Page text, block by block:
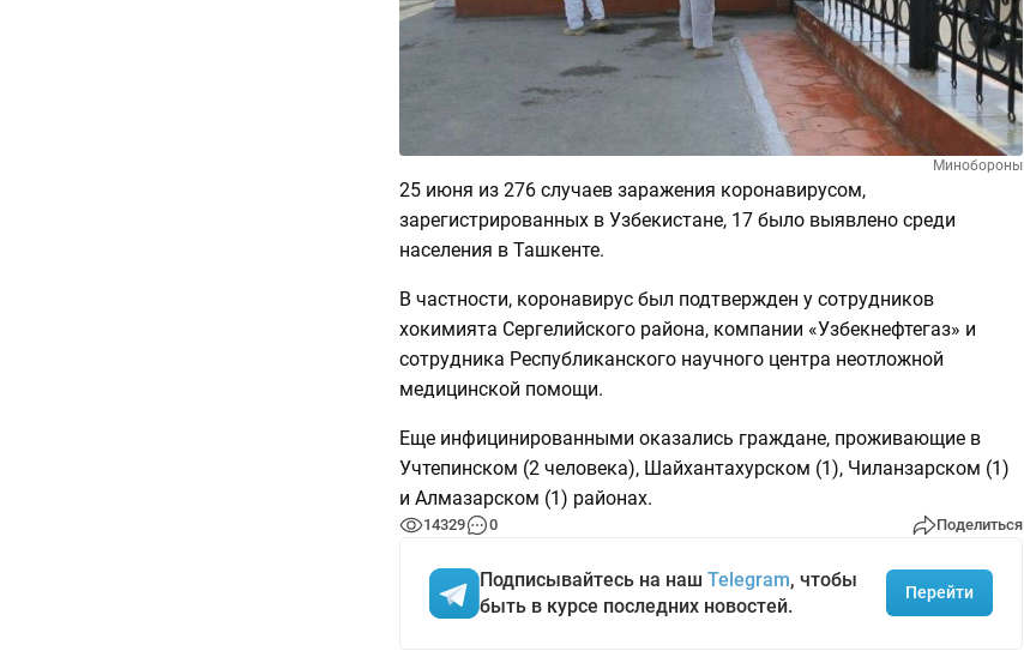
Минобороны
25 июня из 276 случаев заражения коронавирусом,
зарегистрированных в Узбекистане, 17 было выявлено среди
населения в Ташкенте.
В частности, коронавирус был подтвержден у сотрудников
хокимията Сергелийского района, компании «Узбекнефтегаз» и
сотрудника Республиканского научного центра неотложной
медицинской помощи.
Еще инфицинированными оказались граждане, проживающие в
Учтепинском (2 человека), Шайхантахурском (1), Чиланзарском (1)
и Алмазарском (1) районах.
14329 0 Поделиться
Подписывайтесь на наш Telegram, чтобы
быть в курсе последних новостей.
Перейти